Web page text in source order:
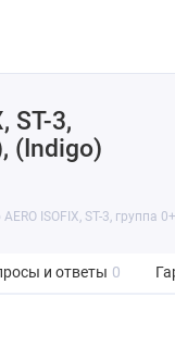
ST-3,
(Indigo)
ISOFIX, ST-3, группа
и ответы 0